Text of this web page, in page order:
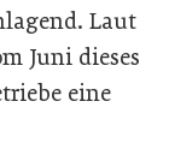
Laut
Juni dieses
eine